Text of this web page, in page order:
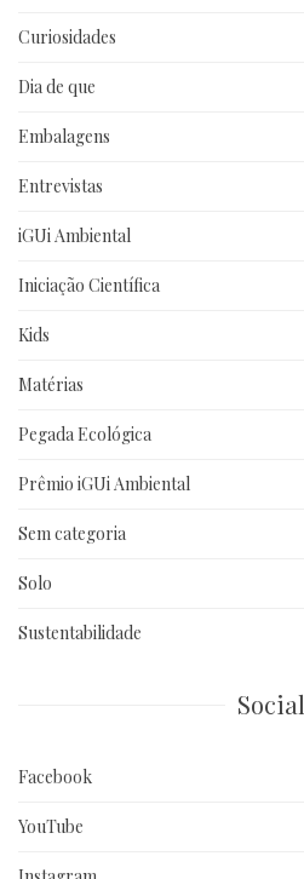
Curiosidades
Dia de que
Embalagens
Entrevistas
iGUi Ambiental
Iniciação Científica
Kids
Matérias
Pegada Ecológica
Prêmio iGUi Ambiental
Sem categoria
Solo
Sustentabilidade
Social
Facebook
YouTube